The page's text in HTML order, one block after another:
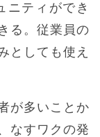
ニティができ
る。従業員の
としても使え
が多いことか
なすワクの発